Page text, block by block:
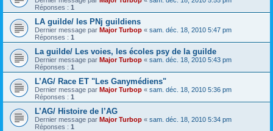
Réponses : 1
LA guilde/ les PNj guildiens
Dernier message par Major Turbop « sam. déc. 18, 2010 5:47 pm
Réponses : 1
La guilde/ Les voies, les écoles psy de la guilde
Dernier message par Major Turbop « sam. déc. 18, 2010 5:43 pm
Réponses : 1
L’AG/ Race ET "Les Ganymédiens"
Dernier message par Major Turbop « sam. déc. 18, 2010 5:36 pm
Réponses : 1
L’AG/ Histoire de l’AG
Dernier message par Major Turbop « sam. déc. 18, 2010 5:34 pm
Réponses : 1